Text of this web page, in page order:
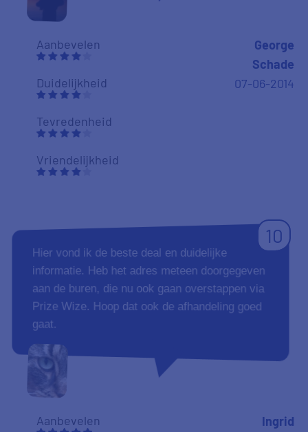
Aanbevelen
Duidelijkheid
Tevredenheid
Vriendelijkheid
George
Schade
07-06-2014
10
Hier vond ik de beste deal en duidelijke
informatie. Heb het adres meteen doorgegeven
aan de buren, die nu ook gaan overstappen via
Prize Wize. Hoop dat ook de afhandeling goed
gaat.
Aanbevelen
Ingrid